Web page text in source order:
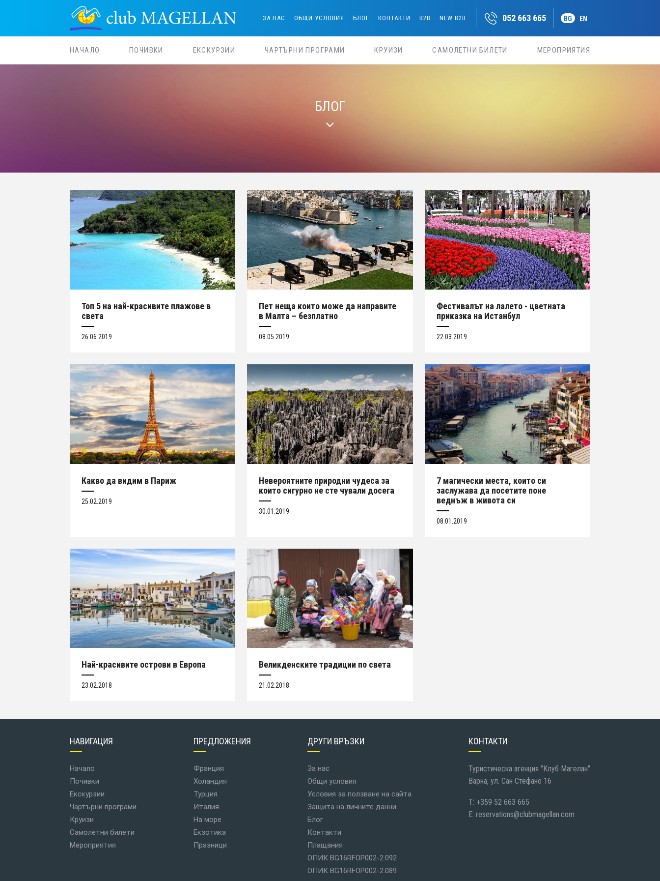
ЗА НАС ОБЩИ УСЛОВИЯ БЛОГ КОНТАКТИ B2B NEW B2B 052 663 665 BG EN
НАЧАЛО ПОЧИВКИ ЕКСКУРЗИИ ЧАРТЪРНИ ПРОГРАМИ КРУИЗИ САМОЛЕТНИ БИЛЕТИ МЕРОПРИЯТИЯ
БЛОГ
Топ 5 на най-красивите плажове в
света
26.06.2019
Пет неща които може да направите
в Малта – безплатно
08.05.2019
Фестивалът на лалето - цветната
приказка на Истанбул
22.03.2019
Какво да видим в Париж
25.02.2019
Невероятните природни чудеса за
които сигурно не сте чували досега
30.01.2019
7 магически места, които си
заслужава да посетите поне
веднъж в живота си
08.01.2019
Най-красивите острови в Европа
23.02.2018
Великденските традиции по света
21.02.2018
НАВИГАЦИЯ
Начало
Почивки
Екскурзии
Чартърни програми
Круизи
Самолетни билети
Мероприятия
ПРЕДЛОЖЕНИЯ
Франция
Холандия
Турция
Италия
На море
Екзотика
Празници
ДРУГИ ВРЪЗКИ
За нас
Общи условия
Условия за ползване на сайта
Защита на личните данни
Блог
Контакти
Плащания
ОПИК BG16RFOP002-2.092
ОПИК BG16RFOP002-2.089
КОНТАКТИ
Туристическа агенция "Клуб Магелан"
Варна, ул. Сан Стефано 16
T: +359 52 663 665
E: reservations@clubmagellan.com